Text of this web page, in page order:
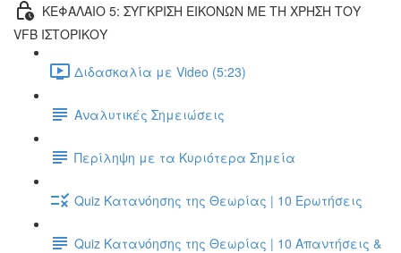
ΚΕΦΑΛΑΙΟ 5: ΣΥΓΚΡΙΣΗ ΕΙΚΟΝΩΝ ΜΕ ΤΗ ΧΡΗΣΗ ΤΟΥ
VFB ΙΣΤΟΡΙΚΟΥ
Διδασκαλία με Video (5:23)
Αναλυτικές Σημειώσεις
Περίληψη με τα Κυριότερα Σημεία
Quiz Κατανόησης της Θεωρίας | 10 Ερωτήσεις
Quiz Κατανόησης της Θεωρίας | 10 Απαντήσεις &